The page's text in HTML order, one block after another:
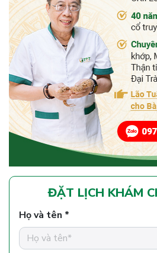
ĐẶT LỊCH KHÁM
Họ và tên *